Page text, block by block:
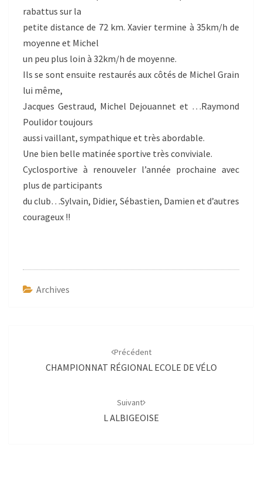
rabattus sur la
petite distance de 72 km. Xavier termine à 35km/h de
moyenne et Michel
un peu plus loin à 32km/h de moyenne.
Ils se sont ensuite restaurés aux côtés de Michel Grain
lui même,
Jacques Gestraud, Michel Dejouannet et …Raymond
Poulidor toujours
aussi vaillant, sympathique et très abordable.
Une bien belle matinée sportive très conviviale.
Cyclosportive à renouveler l’année prochaine avec
plus de participants
du club…Sylvain, Didier, Sébastien, Damien et d’autres
courageux !!
Archives
Précédent
CHAMPIONNAT RÉGIONAL ECOLE DE VÉLO
Suivant
L ALBIGEOISE